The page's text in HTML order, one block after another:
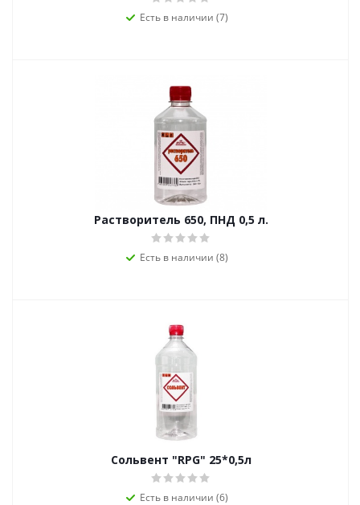
Есть в наличии (7)
Растворитель 650, ПНД 0,5 л.
Есть в наличии (8)
Сольвент "RPG" 25*0,5л
Есть в наличии (6)